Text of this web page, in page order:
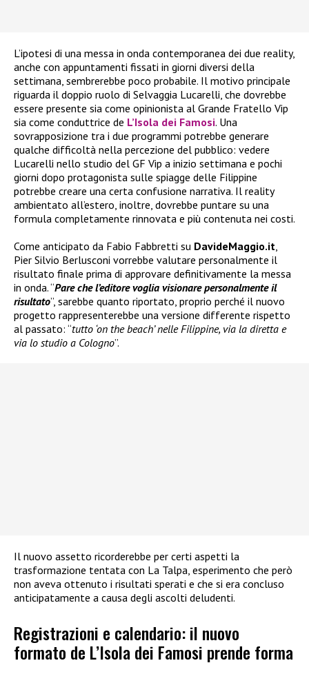
L’ipotesi di una messa in onda contemporanea dei due reality,
anche con appuntamenti fissati in giorni diversi della
settimana, sembrerebbe poco probabile. Il motivo principale
riguarda il doppio ruolo di Selvaggia Lucarelli, che dovrebbe
essere presente sia come opinionista al Grande Fratello Vip
sia come conduttrice de L’Isola dei Famosi. Una
sovrapposizione tra i due programmi potrebbe generare
qualche difficoltà nella percezione del pubblico: vedere
Lucarelli nello studio del GF Vip a inizio settimana e pochi
giorni dopo protagonista sulle spiagge delle Filippine
potrebbe creare una certa confusione narrativa. Il reality
ambientato all’estero, inoltre, dovrebbe puntare su una
formula completamente rinnovata e più contenuta nei costi.
Come anticipato da Fabio Fabbretti su DavideMaggio.it,
Pier Silvio Berlusconi vorrebbe valutare personalmente il
risultato finale prima di approvare definitivamente la messa
in onda. “Pare che l’editore voglia visionare personalmente il
risultato”, sarebbe quanto riportato, proprio perché il nuovo
progetto rappresenterebbe una versione differente rispetto
al passato: “tutto ‘on the beach’ nelle Filippine, via la diretta e
via lo studio a Cologno”.
Il nuovo assetto ricorderebbe per certi aspetti la
trasformazione tentata con La Talpa, esperimento che però
non aveva ottenuto i risultati sperati e che si era concluso
anticipatamente a causa degli ascolti deludenti.
Registrazioni e calendario: il nuovo
formato de L’Isola dei Famosi prende forma